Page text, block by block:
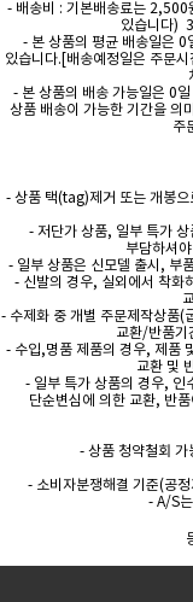
- 배송비 : 기본배송료는 2,500
있습니다)
- 본 상품의 평균 배송일은 0
있습니다.[배송예정일은 주문
- 본 상품의 배송 가능일은 0
상품 배송이 가능한 기간을 의
주
- 상품 택(tag)제거 또는 개봉으
- 저단가 상품, 일부 특가
부담하셔
- 일부 상품은 신모델 출시, 부
- 신발의 경우, 실외에서 착화
- 수제화 중 개별 주문제작상품(
교환/반품기
- 수입,명품 제품의 경우, 제품
교환 및
- 일부 특가 상품의 경우, 인
단순변심에 의한 교환, 반
- 상품 청약철회 가
- 소비자분쟁해결 기준(공
- A/S